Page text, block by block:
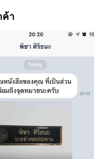
ค้า